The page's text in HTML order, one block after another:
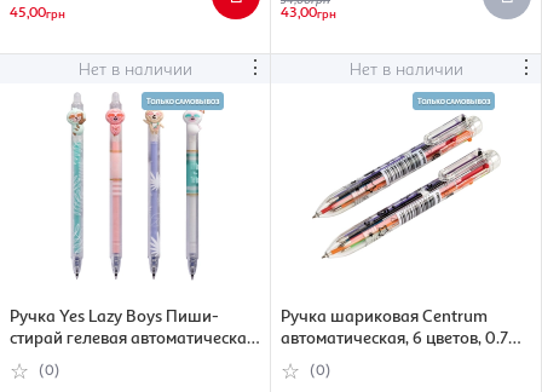
45,00грн 43,00грн
Нет в наличии ⋮
Ручка Yes Lazy Boys Пиши-
стирай гелевая автоматическая
синий 0.5 мм в ассортиенте
(411998)
(0)
Нет в наличии ⋮
Ручка шариковая Centrum
автоматическая, 6 цветов, 0.7
мм (4030969805251)
(0)